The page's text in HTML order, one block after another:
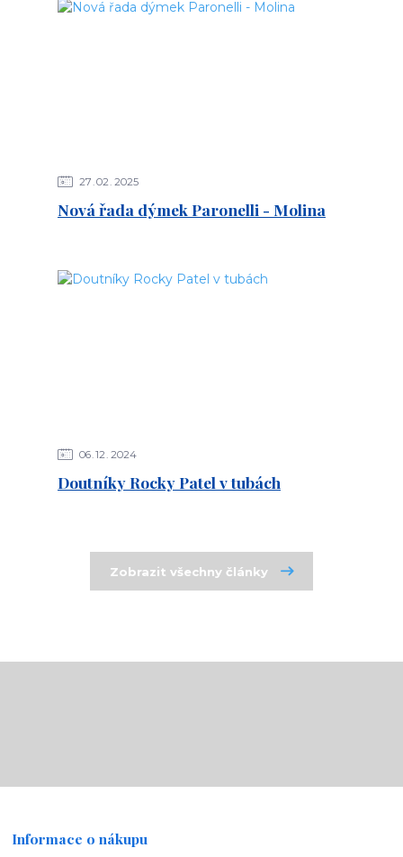
27 02 2025
Nová řada dýmek Paronelli - Molina
06 12 2024
Doutníky Rocky Patel v tubách
Zobrazit všechny články
Informace o nákupu